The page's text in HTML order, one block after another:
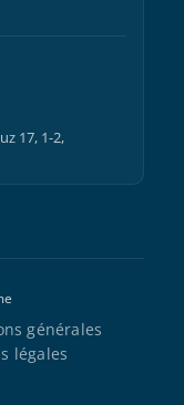
17, 1-2,
générales
légales